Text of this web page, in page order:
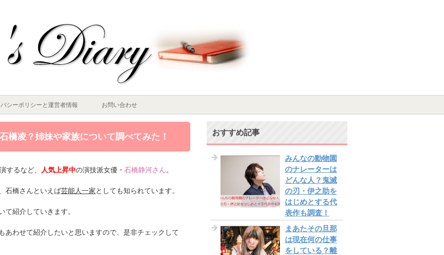
シーポリシーと運営者情報 お問い合わせ
橋凌？姉妹や家族について調べてみた！
するなど、 人気上昇中の演技派女優・ 石橋静河さん。
石橋さんといえば芸能人一家としても知られています。
て紹介していきます。
あわせて紹介したいと思いますので、是非チェックして
おすすめ記事
みんなの動物園
のナレーターは
どんな人？鬼滅
の刃・伊之助を
はじめとする代
表作も調査！
まあたその旦那
は現在何の仕事
をしている？離